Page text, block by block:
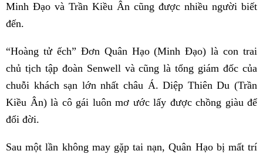
Minh Đạo và Trần Kiều Ân cũng được nhiều người biết
đến.
“Hoàng tử ếch” Đơn Quân Hạo (Minh Đạo) là con trai
chủ tịch tập đoàn Senwell và cũng là tổng giám đốc của
chuỗi khách sạn lớn nhất châu Á. Diệp Thiên Du (Trần
Kiều Ân) là cô gái luôn mơ ước lấy được chồng giàu để
đổi đời.
Sau một lần không may gặp tai nạn, Quân Hạo bị mất trí